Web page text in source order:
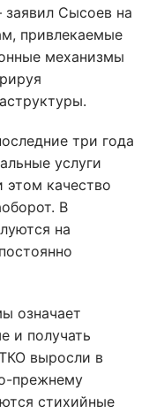
Сысоев на
привлекаемые
механизмы
три года
услуги
этом качество
В
на
означает
и получать
выросли в
прежнему
стихийные